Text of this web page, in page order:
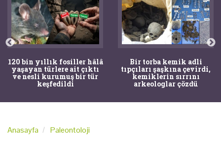
120 bin yıllık fosiller hâlâ
yaşayan türlere ait çıktı
ve nesli kurumuş bir tür
keşfedildi
Bir torba kemik adli
tıpçıları şaşkına çevirdi,
kemiklerin sırrını
arkeologlar çözdü
Anasayfa Paleontoloji